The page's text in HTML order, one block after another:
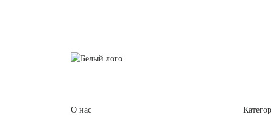
О нас